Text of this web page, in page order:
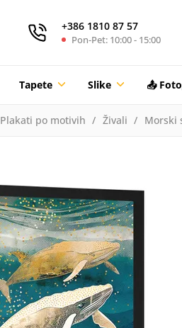
+386 1810 87 57
Pon-Pet: 10:00 - 15:00
Tapete Slike 📤
Plakati po motivih Živali Morski